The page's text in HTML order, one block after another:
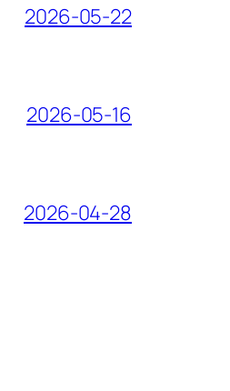
2026-05-22
2026-05-16
2026-04-28